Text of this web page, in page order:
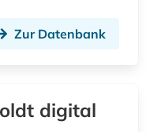
Zur Datenbank
digital